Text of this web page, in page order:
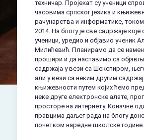
техничар. Пројекат су ученици
часовима српског језика и
рачунарства и информатике, током
2014. На блогу је све садржаје које
ученици, уредио и објавио ученик
Милићевић. Планирамо да се
прошири и да наставимо са
садржаја у вези са Шекспиром,
али у вези са неким другим
књижевности путем којих ћемо
неке друге електронске алате,
просторе на интернету. Коначне
правцима даљег рада на блогу
почетком наредне школске године.